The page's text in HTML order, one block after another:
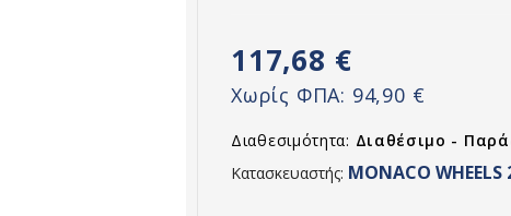
117,68 €
Χωρίς ΦΠΑ: 94,90 €
Διαθεσιμότητα: Διαθέσιμο -
Κατασκευαστής: MONACO WHEELS